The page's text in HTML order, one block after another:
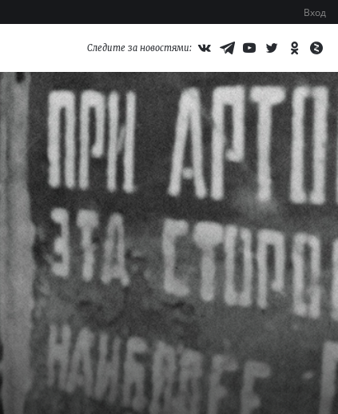
Вход
Следите за новостями: